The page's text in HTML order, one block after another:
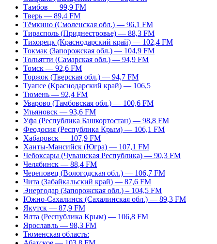
Тамбов — 99,9 FM
Тверь — 89,4 FM
Тёмкино (Смоленская обл.) — 96,1 FM
Тирасполь (Приднестровье) — 88,3 FM
Тихорецк (Краснодарский край) — 102,4 FM
Токмак (Запорожская обл.) — 104,9 FM
Тольятти (Самарская обл.) — 94,9 FM
Томск — 92,6 FM
Торжок (Тверская обл.) — 94,7 FM
Туапсе (Краснодарский край) — 106,5
Тюмень — 92,4 FM
Уварово (Тамбовская обл.) — 100,6 FM
Ульяновск — 93,6 FM
Уфа (Республика Башкортостан) — 98,8 FM
Феодосия (Республика Крым) — 106,1 FM
Хабаровск — 107,9 FM
Ханты-Мансийск (Югра) — 107,1 FM
Чебоксары (Чувашская Республика) — 90,3 FM
Челябинск — 88,4 FM
Череповец (Вологодская обл.) — 106,7 FM
Чита (Забайкальский край) — 87,6 FM
Энергодар (Запорожская обл.) – 104,5 FM
Южно-Сахалинск (Сахалинская обл.) — 89,3 FM
Якутск — 87,9 FM
Ялта (Республика Крым) — 106,8 FM
Ярославль — 98,3 FM
Тюменская область: